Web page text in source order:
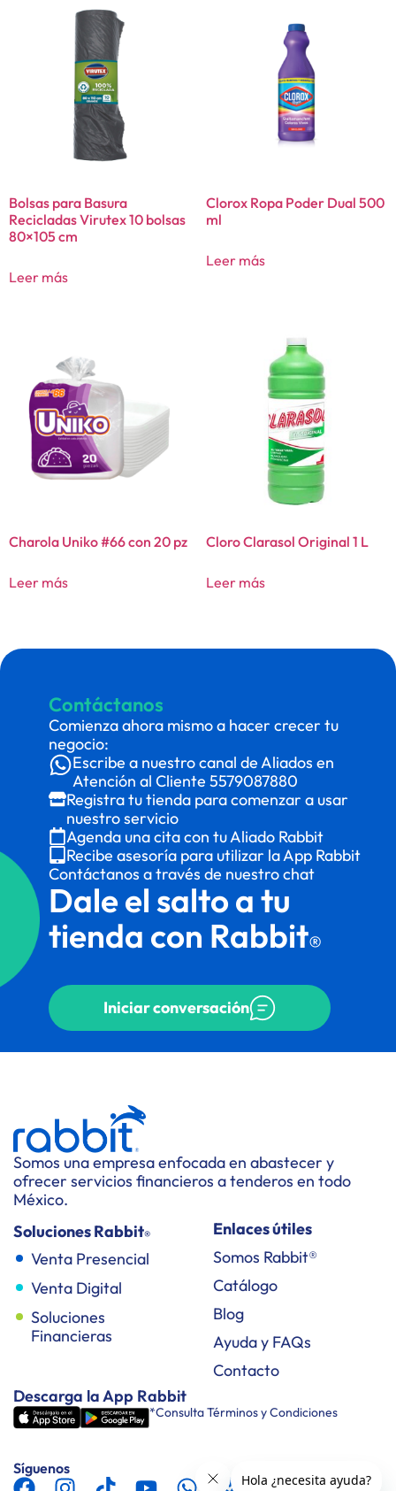
Bolsas para Basura
Recicladas Virutex 10 bolsas
80×105 cm
Leer más
Clorox Ropa Poder Dual 500
ml
Leer más
Charola Uniko #66 con 20 pz
Leer más
Cloro Clarasol Original 1 L
Leer más
Contáctanos
Comienza ahora mismo a hacer crecer tu
negocio:
Escribe a nuestro canal de Aliados en
Atención al Cliente 5579087880
Registra tu tienda para comenzar a usar
nuestro servicio
Agenda una cita con tu Aliado Rabbit
Recibe asesoría para utilizar la App Rabbit
Contáctanos a través de nuestro chat
Dale el salto a tu
tienda con Rabbit®
Iniciar conversación
Somos una empresa enfocada en abastecer y
ofrecer servicios financieros a tenderos en todo
México.
Soluciones Rabbit®
Venta Presencial
Venta Digital
Soluciones
Financieras
Enlaces útiles
Somos Rabbit®
Catálogo
Blog
Ayuda y FAQs
Contacto
Descarga la App Rabbit
*Consulta Términos y Condiciones
Síguenos